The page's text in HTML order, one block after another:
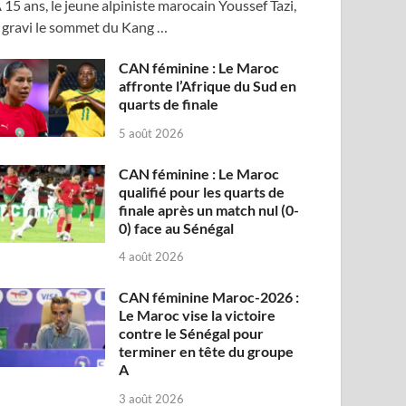
15 ans, le jeune alpiniste marocain Youssef Tazi,
gravi le sommet du Kang …
CAN féminine : Le Maroc
affronte l’Afrique du Sud en
quarts de finale
5 août 2026
CAN féminine : Le Maroc
qualifié pour les quarts de
finale après un match nul (0-
0) face au Sénégal
4 août 2026
CAN féminine Maroc-2026 :
Le Maroc vise la victoire
contre le Sénégal pour
terminer en tête du groupe
A
3 août 2026